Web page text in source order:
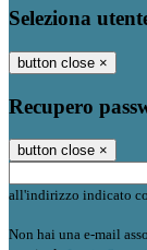
Seleziona
button close ×
Recupero
button close ×
all'indirizzo indicato
Non hai una e-mail